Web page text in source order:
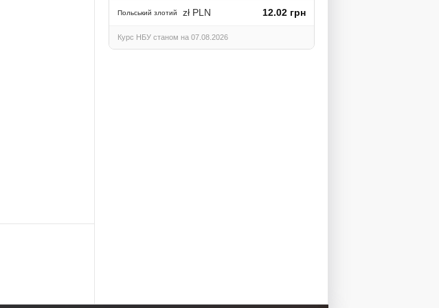
Польський злотий zł PLN 12.02 грн
Курс НБУ станом на 07.08.2026